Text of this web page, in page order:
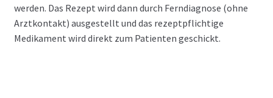
werden. Das Rezept wird dann durch Ferndiagnose (ohne
Arztkontakt) ausgestellt und das rezeptpflichtige
Medikament wird direkt zum Patienten geschickt.